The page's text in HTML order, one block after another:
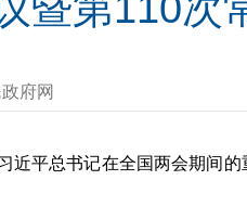
府网
平总书记在全国两会期间